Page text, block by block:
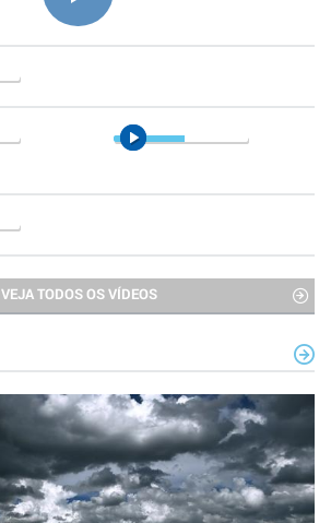
VEJA TODOS OS VÍDEOS